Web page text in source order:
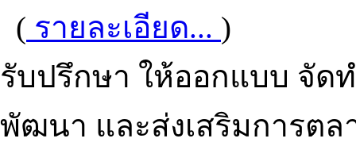
( รายละเอียด... )
รับปรึกษา ให้ออกแบบ จัด
พัฒนา และส่งเสริมการตล